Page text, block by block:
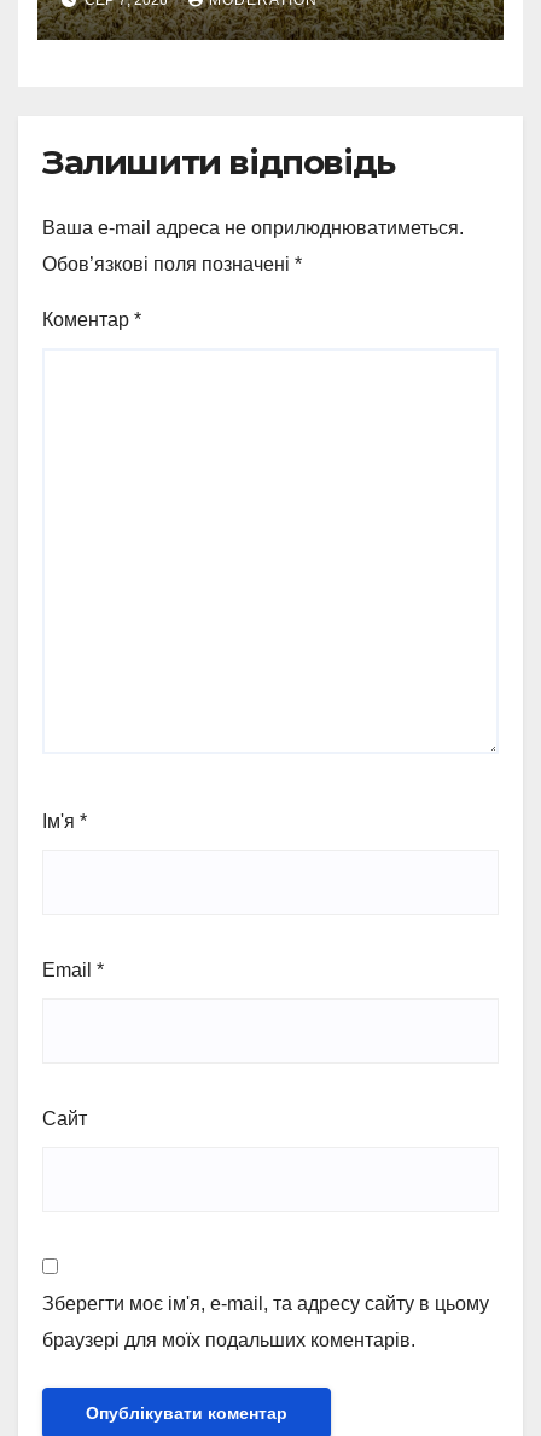
справжнє українське літо
Залишити відповідь
Ваша e-mail адреса не оприлюднюватиметься.
Обов’язкові поля позначені *
Коментар *
Ім'я *
Email *
Сайт
Зберегти моє ім'я, e-mail, та адресу сайту в цьому
браузері для моїх подальших коментарів.